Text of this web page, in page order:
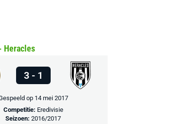
-
F50 Messi Elite Firm
Ground Boots Kids
€ 78,00
Bekijk deal
Heracles
3 - 1
op 14 mei 2017
Competitie: Eredivisie
Seizoen:2016/2017